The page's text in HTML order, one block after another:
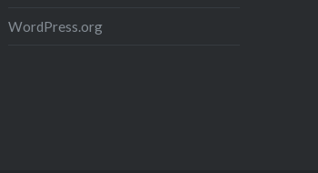
WordPress.org